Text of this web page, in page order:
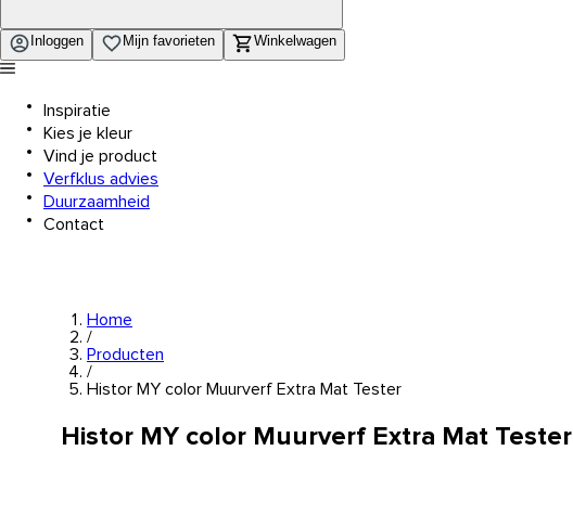
Inloggen Mijn favorieten Winkelwagen
Inspiratie
Kies je kleur
Vind je product
Verfklus advies
Duurzaamheid
Contact
Home
/
Producten
/
Histor MY color Muurverf Extra Mat Tester
Histor MY color Muurverf Extra Mat Tester